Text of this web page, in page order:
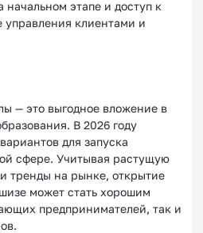
этапе и доступ к
управления клиентами и
— это выгодное вложение в
В 2026 году
для запуска
сфере. Учитывая растущую
тренды на рынке, открытие
может стать хорошим
предпринимателей, так и